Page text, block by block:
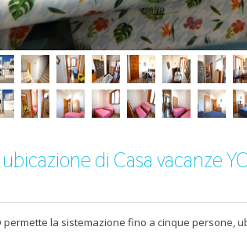
di Casa vacanze
permette la sistemazione fino a cinque persone,